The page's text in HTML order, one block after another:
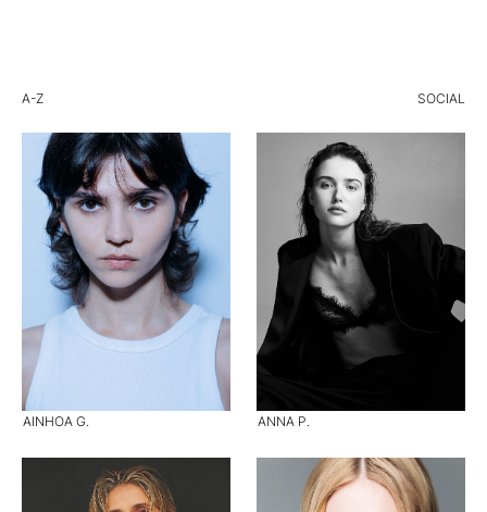
A-Z SOCIAL
AINHOA G. ANNA P.